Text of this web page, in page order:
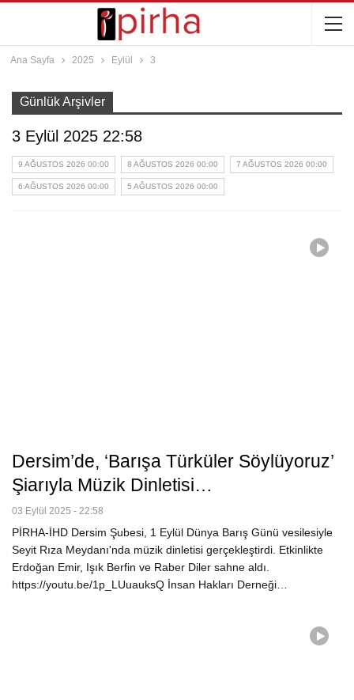
Ana Sayfa 2025 Eylül 3
Günlük Arşivler
3 Eylül 2025 22:58
9 AĞUSTOS 2026 00:00 8 AĞUSTOS 2026 00:00 7 AĞUSTOS 2026 00:00
6 AĞUSTOS 2026 00:00 5 AĞUSTOS 2026 00:00
Dersim’de, ‘Barışa Türküler Söylüyoruz’
Şiarıyla Müzik Dinletisi…
03 Eylül 2025 - 22:58
PİRHA-İHD Dersim Şubesi, 1 Eylül Dünya Barış Günü vesilesiyle
Seyit Rıza Meydanı'nda müzik dinletisi gerçekleştirdi. Etkinlikte
Erdoğan Emir, Işık Berfin ve Raber Diler sahne aldı.
https://youtu.be/1p_LUuauksQ İnsan Hakları Derneği…